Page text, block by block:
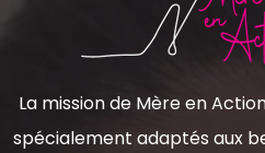
La mission de Mère en
spécialement adaptés aux